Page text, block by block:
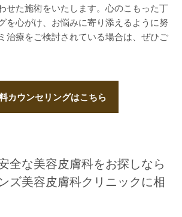
せた施術をいたします。心のこもった丁
を心がけ、お悩みに寄り添えるように努
治療をご検討されている場合は、ぜひご
カウンセリングはこちら
全な美容皮膚科をお探しなら
ズ美容皮膚科クリニックに相